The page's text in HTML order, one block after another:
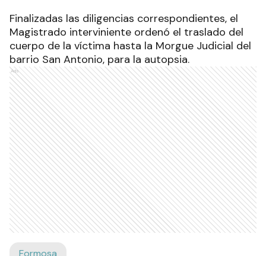
Finalizadas las diligencias correspondientes, el
Magistrado interviniente ordenó el traslado del
cuerpo de la víctima hasta la Morgue Judicial del
barrio San Antonio, para la autopsia.
Ads
Formosa